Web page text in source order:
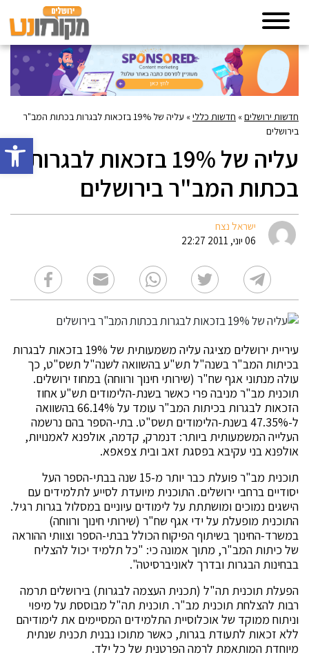
פתח
חדשות ירושלים» חדשות כללי»
עליה של 19% בזכאות לבגרות בכתות המב"ר
בירושלים
עליה של 19% בזכאות לבגרות
בכתות המב"ר בירושלים
ישראל נצח
06 יוני, 2011 22:27
עיריית ירושלים מציגה עליה משמעותית של 19% בזכאות לבגרות
בכיתות המב"ר בשנה"ל תש"ע בהשוואה לשנה"ל תשס"ט, כך
עולה מנתוני אגף שח"ר (שירותי חינוך ורווחה) במחוז ירושלים.
תוכנית מב"ר מניבה פרי כאשר בשנת-הלימודים תש"ע אחוז
הזכאות לבגרות בכיתות המב"ר עומד על 66.14% בהשוואה
ל-47.35% בשנת-הלימודים תשס"ט. בתי-הספר בהם נרשמה
העלייה המשמעותית ביותר: דנמרק, קדמה, אולפנא לאמנויות,
אולפנא בני עקיבא בפסגת זאב ובית צפאפא.
תוכנית מב"ר פועלת כבר יותר מ-15 שנה בבתי-הספר העל
יסודיים ברחבי ירושלים. התוכנית מיועדת לסייע לתלמידים עם
הישגים נמוכים ומושתתת על לימודים עיוניים במסלול בגרות רגיל.
התוכנית מופעלת על ידי אגף שח"ר (שירותי חינוך ורווחה)
במשרד-החינוך בשיתוף הפיקוח הכולל בבתי-הספר וצוותי ההוראה
של כיתות המב"ר, מתוך אמונה כי: "כל תלמיד יכול להצליח
בבחינות הבגרות ובדרך לאוניברסיטה".
הפעלת תוכנית תה"ל (תכנית העצמה לבגרות) בירושלים תרמה
רבות להצלחת תוכנית מב"ר. תוכנית תה"ל מבוססת על מיפוי
וניתוח ממוקד של אוכלוסיית התלמידים המסיימים את לימודיהם
ללא זכאות לתעודת בגרות, כאשר מתוכו נבנית תכנית שנתית
מיוחדת המותאמת לרמה הפרטנית של כל ילד.